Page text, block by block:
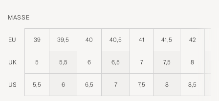
MASSE
EU 39 39,5 40 40,5 41 41,5 42
UK 5 5,5 6 6,5 7 7,5 8
US 5,5 6 6,5 7 7,5 8 8,5